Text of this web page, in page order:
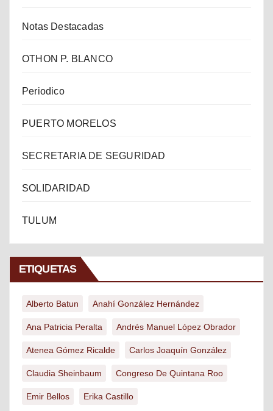
Notas Destacadas
OTHON P. BLANCO
Periodico
PUERTO MORELOS
SECRETARIA DE SEGURIDAD
SOLIDARIDAD
TULUM
ETIQUETAS
Alberto Batun Anahí González Hernández
Ana Patricia Peralta Andrés Manuel López Obrador
Atenea Gómez Ricalde Carlos Joaquín González
Claudia Sheinbaum Congreso De Quintana Roo
Emir Bellos Erika Castillo